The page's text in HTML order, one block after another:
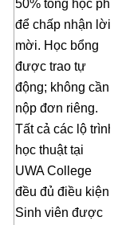
50% tổng học phí
để chấp nhận lời
mời. Học bổng
được trao tự
động; không cần
nộp đơn riêng.
Tất cả các lộ trình
học thuật tại
UWA College
đều đủ điều kiện.
Sinh viên được